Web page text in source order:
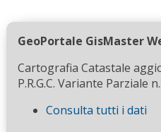
GeoPortale GisMaster
Cartografia Catastale
P.R.G.C. Variante Parziale
Consulta tutti i dati